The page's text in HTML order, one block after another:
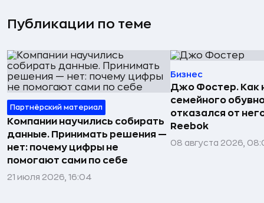
Публикации по теме
Партнёрский материал
Компании научились собирать
данные. Принимать решения —
нет: почему цифры не
помогают сами по себе
21 июля 2026, 16:04
Бизнес
Джо Фостер. Как
семейного
отказался от
Reebok
08 августа 2026,